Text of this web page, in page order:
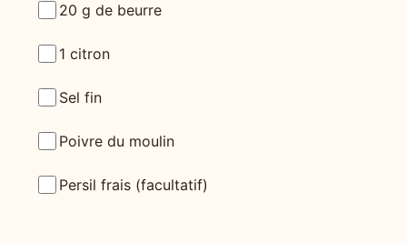
20 g de beurre
1 citron
Sel fin
Poivre du moulin
Persil frais (facultatif)